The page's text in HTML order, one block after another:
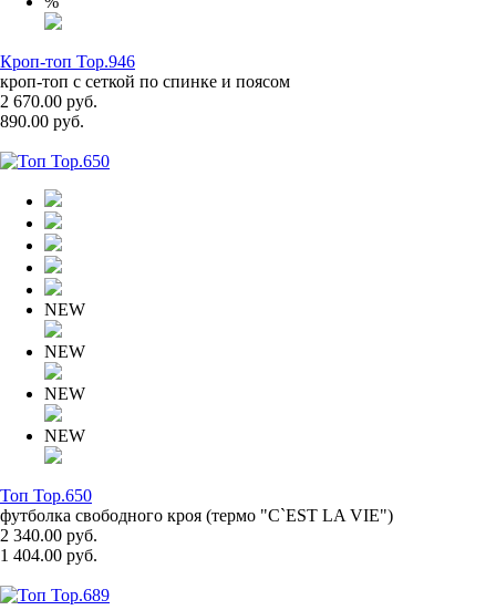
Кроп-топ Top.946
кроп-топ с сеткой по спинке и поясом
2 670.00 руб.
890.00 руб.
NEW
NEW
NEW
NEW
Топ Top.650
футболка свободного кроя (термо "С`EST LA VIE")
2 340.00 руб.
1 404.00 руб.